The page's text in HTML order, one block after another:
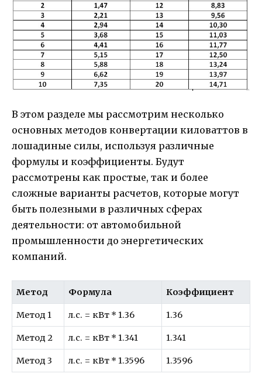
В этом разделе мы рассмотрим несколько
основных методов конвертации киловаттов в
лошадиные силы, используя различные
формулы и коэффициенты. Будут
рассмотрены как простые, так и более
сложные варианты расчетов, которые могут
быть полезными в различных сферах
деятельности: от автомобильной
промышленности до энергетических
компаний.
Метод Формула Коэффициент
Метод 1 л.с. = кВт * 1.36 1.36
Метод 2 л.с. = кВт * 1.341 1.341
Метод 3 л.с. = кВт * 1.3596 1.3596